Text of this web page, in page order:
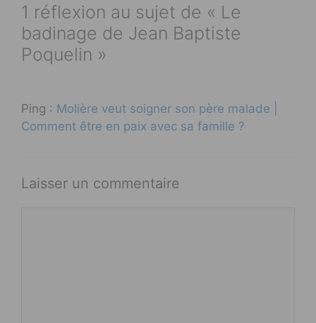
1 réflexion au sujet de « Le
badinage de Jean Baptiste
Poquelin »
Ping : Molière veut soigner son père malade |
Comment être en paix avec sa famille ?
Laisser un commentaire